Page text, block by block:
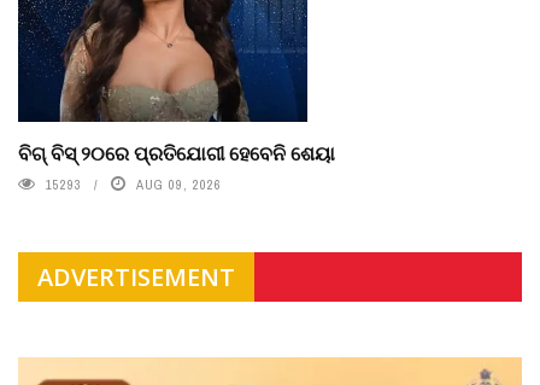
ବିଗ୍ ବିସ୍ ୨୦ରେ ପ୍ରତିଯୋଗୀ ହେବେନି ଶେୟା
15293 AUG 09, 2026
ADVERTISEMENT